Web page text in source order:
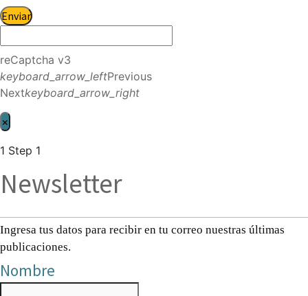
Enviar
reCaptcha v3
keyboard_arrow_leftPrevious
Nextkeyboard_arrow_right
×
1 Step 1
Newsletter
Ingresa tus datos para recibir en tu correo nuestras últimas
publicaciones.
Nombre